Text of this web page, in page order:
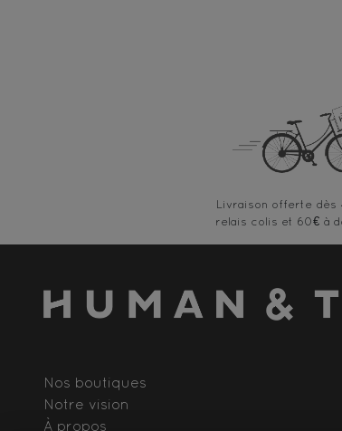
Livraison offerte
Nos boutiques
Notre vision
À propos